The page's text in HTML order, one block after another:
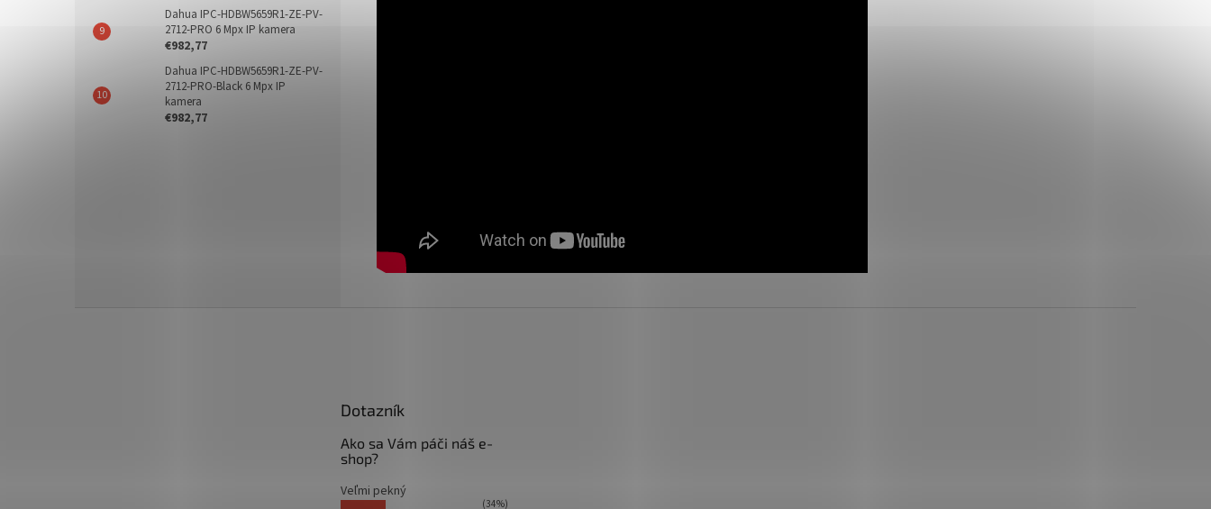
Dahua IPC-HDBW5659R1-ZE-PV-
2712-PRO 6 Mpx IP kamera
€982,77
Dahua IPC-HDBW5659R1-ZE-PV-
2712-PRO-Black 6 Mpx IP
kamera
€982,77
Dotazník
Ako sa Vám páči náš e-
shop?
Veľmi pekný
(34%)